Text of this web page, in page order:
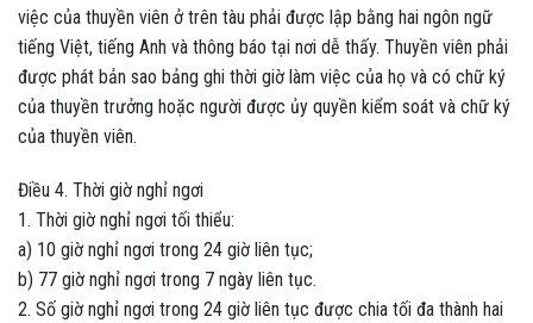
việc của thuyền viên ở trên tàu phải được lập bằng hai ngôn ngữ
tiếng Việt, tiếng Anh và thông báo tại nơi dễ thấy. Thuyền viên phải
được phát bản sao bảng ghi thời giờ làm việc của họ và có chữ ký
của thuyền trưởng hoặc người được ủy quyền kiểm soát và chữ ký
của thuyền viên.
Điều 4. Thời giờ nghỉ ngơi
1. Thời giờ nghỉ ngơi tối thiểu:
a) 10 giờ nghỉ ngơi trong 24 giờ liên tục;
b) 77 giờ nghỉ ngơi trong 7 ngày liên tục.
2. Số giờ nghỉ ngơi trong 24 giờ liên tục được chia tối đa thành hai